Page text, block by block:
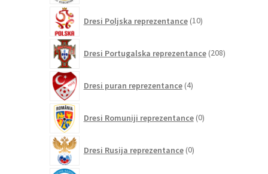
Dresi Poljska reprezentance 10izdelkov
Dresi Portugalska reprezentance 208izdelkov
Dresi puran reprezentance 4izdelki
Dresi Romuniji reprezentance 0izdelkov
Dresi Rusija reprezentance 0izdelkov